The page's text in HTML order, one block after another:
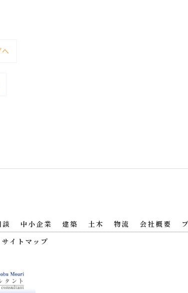
談 中小企業 建築 土木 物流 会社概要
サイトマップ